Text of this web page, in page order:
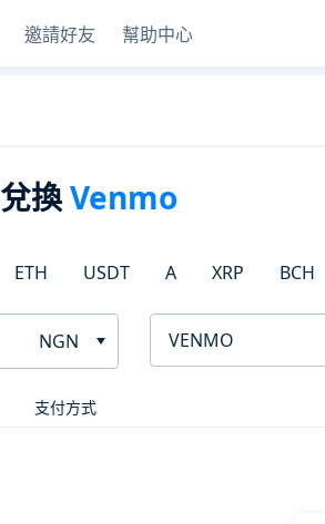
邀請好友 幫助中心
兌換Venmo
ETH USDT A XRP BCH
NGN VENMO
支付方式